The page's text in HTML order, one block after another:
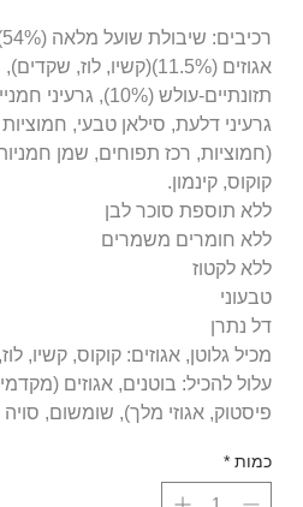
לכל
Grams
אגוזים (11.5%)(קשיו, לוז,
תזונתיים-עולש (10%), גרעיני
(חמוציות, רכז תפוחים, שמן
קוקוס, קינמון.
ללא תוספת סוכר לבן
ללא חומרים משמרים
ללא לקטוז
טבעוני
דל נתרן
מכיל גלוטן, אגוזים: קוקוס, קשיו,
עלול להכיל: בוטנים, אגוזים
פיסטוק, אגוזי מלך), שומשום, סויה
כמות *